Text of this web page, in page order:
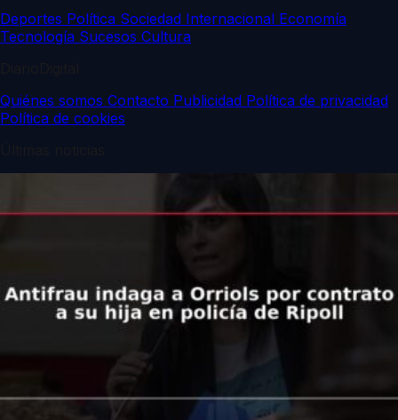
Deportes Política Sociedad Internacional Economía
Tecnología Sucesos Cultura
Quiénes somos Contacto Publicidad Política de privacidad
Política de cookies